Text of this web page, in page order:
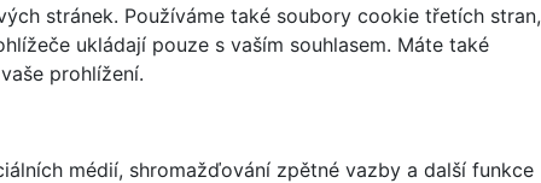
stránek. Používáme také soubory cookie třetích stran,
ukládají pouze s vaším souhlasem. Máte také
prohlížení.
médií, shromažďování zpětné vazby a další funkce